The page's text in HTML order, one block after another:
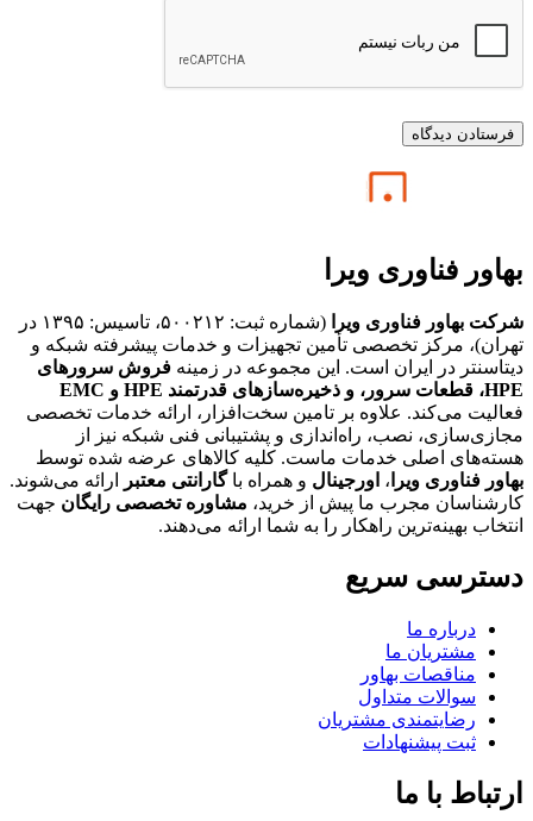
بهاور فناوری ویرا
شرکت بهاور فناوری ویرا
(شماره ثبت: ۵۰۰۲۱۲، تاسیس: ۱۳۹۵ در
تهران)، مرکز تخصصی تأمین تجهیزات و خدمات پیشرفته شبکه و
دیتاسنتر در ایران است. این مجموعه در زمینه فروش سرورهای
HPE، قطعات سرور، و ذخیره‌سازهای قدرتمند HPE و EMC
فعالیت می‌کند. علاوه بر تامین سخت‌افزار، ارائه خدمات تخصصی
مجازی‌سازی، نصب، راه‌اندازی و پشتیبانی فنی شبکه نیز از
هسته‌های اصلی خدمات ماست. کلیه کالاهای عرضه شده توسط
بهاور فناوری ویرا ، اورجینال و همراه باگارانتی معتبر
ارائه می‌شوند.
کارشناسان مجرب ما پیش از خرید، مشاوره تخصصی رایگان جهت
انتخاب بهینه‌ترین راهکار را به شما ارائه می‌دهند.
دسترسی سریع
درباره ما
مشتریان ما
مناقصات بهاور
سوالات متداول
رضایتمندی مشتریان
ثبت پیشنهادات
ارتباط با ما